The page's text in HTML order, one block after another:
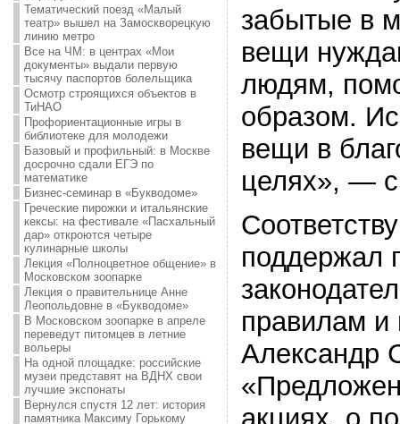
Тематический поезд «Малый
театр» вышел на Замоскворецкую
линию метро
Все на ЧМ: в центрах «Мои
документы» выдали первую
тысячу паспортов болельщика
Осмотр строящихся объектов в
ТиНАО
Профориентационные игры в
библиотеке для молодежи
Базовый и профильный: в Москве
досрочно сдали ЕГЭ по
математике
Бизнес-семинар в «Букводоме»
Греческие пирожки и итальянские
кексы: на фестивале «Пасхальный
дар» откроются четыре
кулинарные школы
Лекция «Полноцветное общение» в
Московском зоопарке
Лекция о правительнице Анне
Леопольдовне в «Букводоме»
В Московском зоопарке в апреле
переведут питомцев в летние
вольеры
На одной площадке: российские
музеи представят на ВДНХ свои
лучшие экспонаты
Вернулся спустя 12 лет: история
памятника Максиму Горькому
забытые в
вещи
людям,
образом.
вещи в
целях», —
поддержал
правилам и
Александр